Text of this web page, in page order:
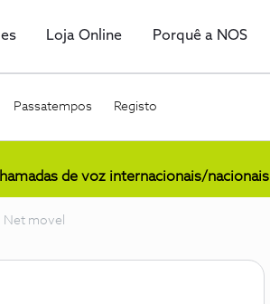
Loja Online Porquê a NOS
Passatempos Registo
de voz internacionais/nacionais
Net movel